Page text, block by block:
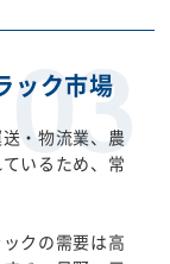
ック市場
・物流業、農
いるため、常
クの需要は高